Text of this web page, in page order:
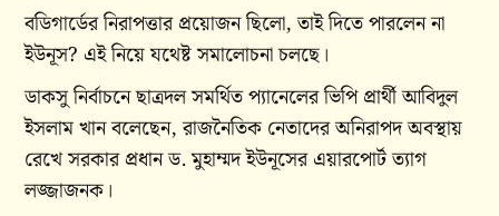
বডিগার্ডের নিরাপত্তার প্রয়োজন ছিলো, তাই দিতে পারলেন না
ইউনূস? এই নিয়ে যথেষ্ট সমালোচনা চলছে।
ডাকসু নির্বাচনে ছাত্রদল সমর্থিত প্যানেলের ভিপি প্রার্থী আবিদুল
ইসলাম খান বলেছেন, রাজনৈতিক নেতাদের অনিরাপদ অবস্থায়
রেখে সরকার প্রধান ড. মুহাম্মদ ইউনূসের এয়ারপোর্ট ত্যাগ
লজ্জাজনক।